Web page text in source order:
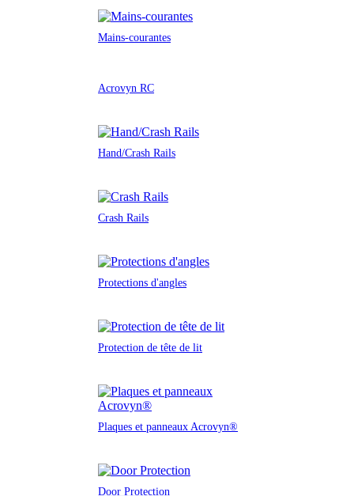
Mains-courantes
Acrovyn RC
Hand/Crash Rails
Crash Rails
Protections d'angles
Protection de tête de lit
Plaques et panneaux Acrovyn®
Door Protection